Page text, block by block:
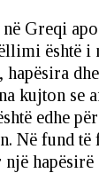
Greqi
është
kujton se
edhe
Në fund
hapësirë